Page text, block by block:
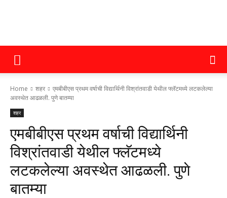
क्राइम
महाराष्ट्र
Home शहर
एमबीबीएस प्रथम वर्षाची विद्यार्थिनी विश्रांतवाडी येथील फ्लॅटमध्ये लटकलेल्या
अवस्थेत आढळली. पुणे बातम्या
शहर
एमबीबीएस प्रथम वर्षाची विद्यार्थिनी
विश्रांतवाडी येथील फ्लॅटमध्ये
लटकलेल्या अवस्थेत आढळली. पुणे
बातम्या